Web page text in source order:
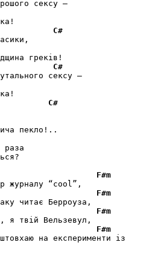
сексу –
C#
греків!
C#
сексу –
C#
пекло!..
F#m
F#m
F#m
F#m
на експерименти із